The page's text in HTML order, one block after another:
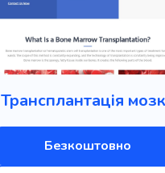
Трансплантація
Безкоштовно